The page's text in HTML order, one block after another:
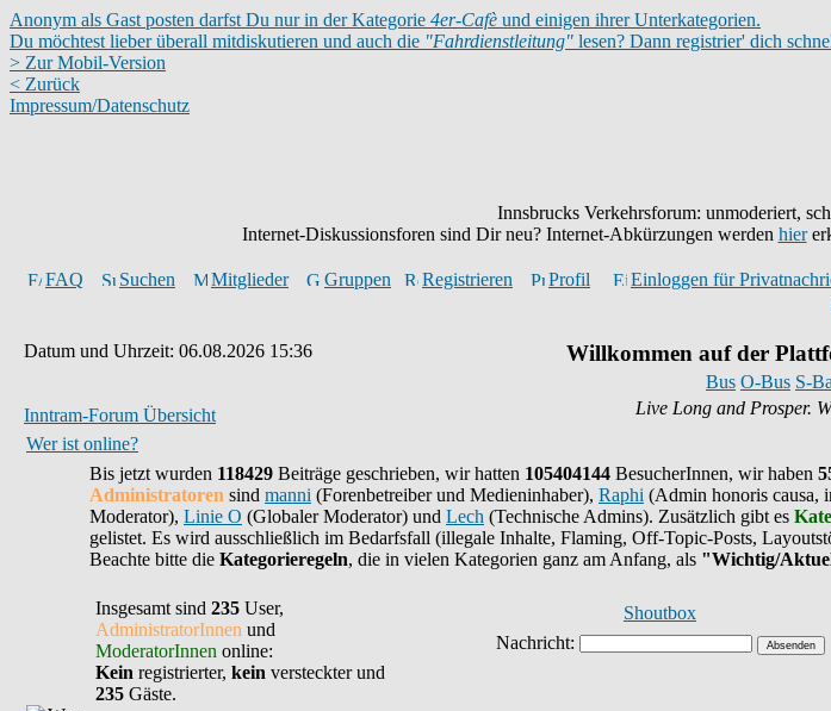
Anonym als Gast posten darfst Du nur in der Kategorie 4er-Cafè und einigen ihrer Unterkategorien.
Du möchtest lieber überall mitdiskutieren und auch die "Fahrdienstleitung" lesen? Dann registrier' dich
> Zur Mobil-Version
< Zurück
Impressum/Datenschutz
Innsbrucks Verkehrsforum: unmoderiert,
Internet-Diskussionsforen sind Dir neu? Internet-Abkürzungen werden hier
FAQ Suchen Mitglieder Gruppen Registrieren Profil Einloggen für
Datum und Uhrzeit: 06.08.2026 15:36
Inntram-Forum Übersicht
Willkommen auf der
Bus O-Bus S-
Live Long and Prosper.
Wer ist online?
Bis jetzt wurden 118429 Beiträge geschrieben, wir hatten 105404144 BesucherInnen, wir haben
Administratoren sind manni (Forenbetreiber und Medieninhaber), Raphi (Admin honoris causa,
Moderator), Linie O (Globaler Moderator) und Lech (Technische Admins). Zusätzlich gibt es
gelistet. Es wird ausschließlich im Bedarfsfall (illegale Inhalte, Flaming, Off-Topic-Posts,
Beachte bitte die Kategorieregeln, die in vielen Kategorien ganz am Anfang, als "Wichtig/
Insgesamt sind 235 User,
AdministratorInnen und
ModeratorInnen online:
Kein registrierter, kein versteckter und
235 Gäste.
Shoutbox